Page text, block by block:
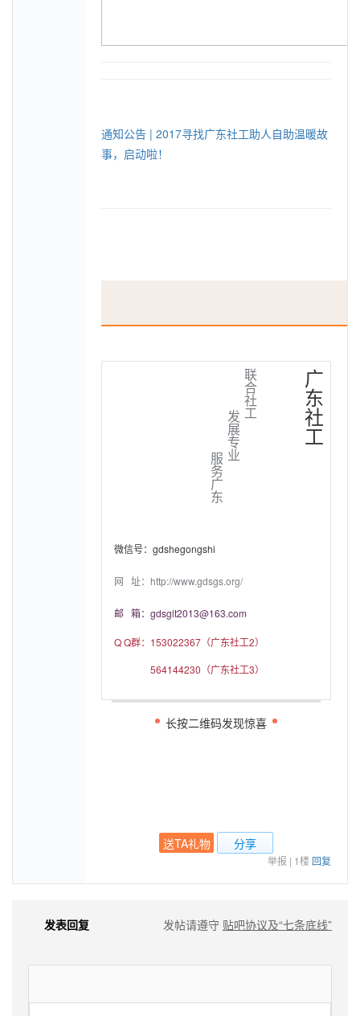
通知公告 | 2017寻找广东社工助人自助温暖故
事，启动啦！
服
务
广
东
发
展
专
业
联
合
社
工
广
东
社
工
微信号：gdshegongshi
网 址：http://www.gdsgs.org/
邮 箱：gdsglt2013@163.com
Q Q群： 153022367（广东社工2）
564144230（广东社工3）
长按二维码发现惊喜
送TA礼物 分享
举报 | 1楼 回复
发表回复 发帖请遵守 贴吧协议及“七条底线”